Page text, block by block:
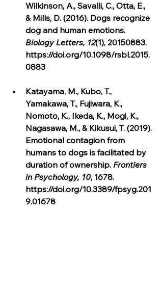
Wilkinson, A., Savalli, C., Otta, E.,
& Mills, D. (2016). Dogs recognize
dog and human emotions.
Biology Letters, 12(1), 20150883.
https://doi.org/10.1098/rsbl.2015.
0883
Katayama, M., Kubo, T.,
Yamakawa, T., Fujiwara, K.,
Nomoto, K., Ikeda, K., Mogi, K.,
Nagasawa, M., & Kikusui, T. (2019).
Emotional contagion from
humans to dogs is facilitated by
duration of ownership. Frontiers
in Psychology, 10, 1678.
https://doi.org/10.3389/fpsyg.201
9.01678